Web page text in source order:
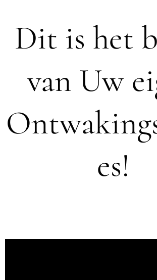
Dit is het
van Uw
es!